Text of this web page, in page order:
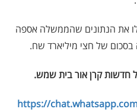
את הנתונים שהממשלה אספה
של חצי מיליארד שח.
חדשות קרן אור בית שמש.
https://